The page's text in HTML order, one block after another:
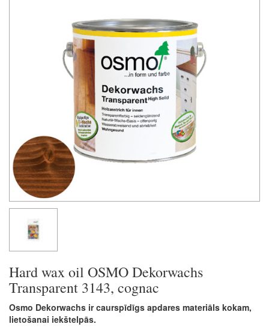
Hard wax oil OSMO Dekorwachs
Transparent 3143, cognac
Osmo Dekorwachs ir caurspīdīgs apdares materiāls kokam,
lietošanai iekštelpās.